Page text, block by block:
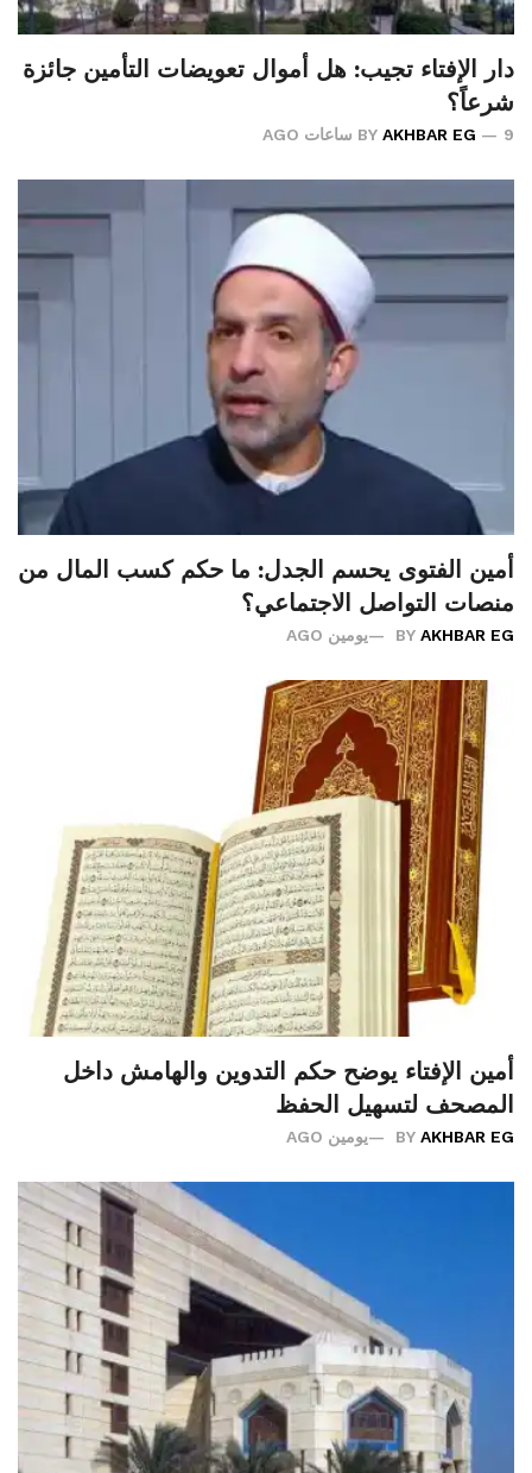
دار الإفتاء تجيب: هل أموال تعويضات التأمين جائزة
شرعاً؟
BY AKHBAR EG 9 ساعات AGO
أمين الفتوى يحسم الجدل: ما حكم كسب المال من
منصات التواصل الاجتماعي؟
BY AKHBAR EG يومين AGO
أمين الإفتاء يوضح حكم التدوين والهامش داخل
المصحف لتسهيل الحفظ
BY AKHBAR EG يومين AGO